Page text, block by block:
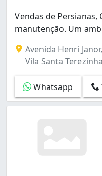
Vendas de Persianas,
manutenção. Um
Avenida Henri
Vila Santa
Whatsapp